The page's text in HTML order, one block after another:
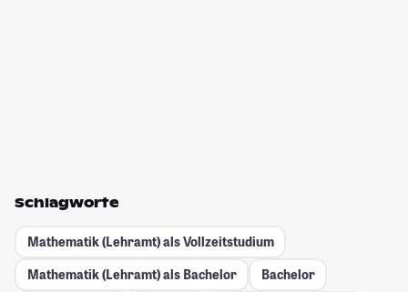
Schlagworte
Mathematik (Lehramt) als Vollzeitstudium
Mathematik (Lehramt) als Bachelor
Bachelor